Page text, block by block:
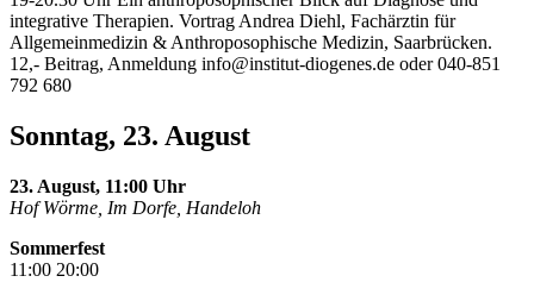
integrative Therapien. Vortrag Andrea Diehl, Fachärztin für
Allgemeinmedizin & Anthroposophische Medizin, Saarbrücken.
12,- Beitrag, Anmeldung info@institut-diogenes.de oder 040-851
792 680
Sonntag, 23. August
23. August, 11:00 Uhr
Hof Wörme, Im Dorfe, Handeloh
Sommerfest
11:00 20:00